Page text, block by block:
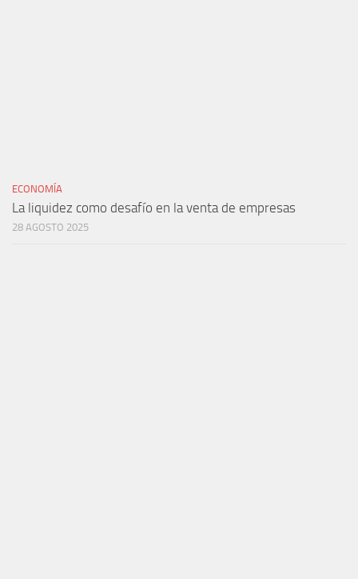
ECONOMÍA
La liquidez como desafío en la venta de empresas
28 AGOSTO 2025